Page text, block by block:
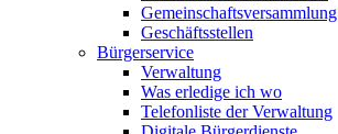
Gemeinschaftsversammlung
Geschäftsstellen
Bürgerservice
Verwaltung
Was erledige ich wo
Telefonliste der Verwaltung